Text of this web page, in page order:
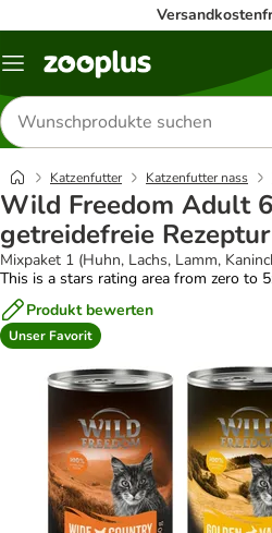
Menü
Produkte
suchen
Katzenfutter Katzenfutter nass
Wild Freedom Adult
getreidefreie Rezeptur
Mixpaket 1 (Huhn, Lachs, Lamm,
This is a stars rating area from zero to
Produkt bewerten
Unser Favorit